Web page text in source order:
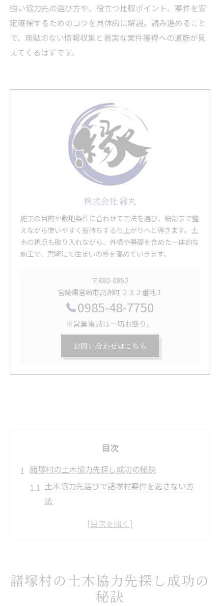
強い協力先の選び方や、役立つ比較ポイント、案件を安
定確保するためのコツを具体的に解説。読み進めること
で、無駄のない情報収集と着実な案件獲得への道筋が見
えてくるはずです。
株式会社 縁丸
施工の目的や敷地条件に合わせて工法を選び、細部まで整
えながら使いやすく長持ちする仕上がりへと導きます。土
木の視点も取り入れながら、外構や基礎を含めた一体的な
施工で、宮崎にて住まいの質を高めていきます。
〒880-0852
宮崎県宮崎市高洲町 ２３２番地１
0985-48-7750
※営業電話は一切お断り。
お問い合わせはこちら
目次
諸塚村の土木協力先探し成功の秘訣
土木協力先選びで諸塚村案件を逃さない方
法
土木工事で信頼される協力業者の特徴とは
訣
村役場や地元業者との土木ネットワーク構
諸塚村の土木協力先探し成功の
秘訣